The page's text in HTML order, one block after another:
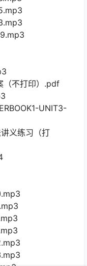
UNIT10-
打印）.pdf
UNIT3-